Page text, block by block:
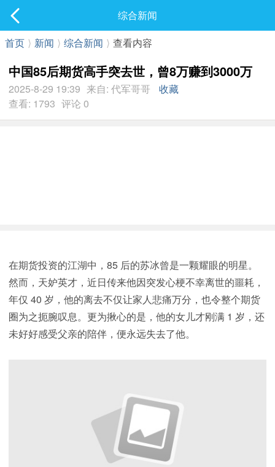
最新发表
综合新闻
首页 ⟩ 新闻 ⟩ 综合新闻 ⟩ 查看内容
中国85后期货高手突去世，曾8万赚到3000万
2025-8-29 19:39 来自: 代军哥哥
收藏
查看: 1793 评论 0
在期货投资的江湖中，85 后的苏冰曾是一颗耀眼的明星。
然而，天妒英才，近日传来他因突发心梗不幸离世的噩耗，
年仅 40 岁，他的离去不仅让家人悲痛万分，也令整个期货
圈为之扼腕叹息。更为揪心的是，他的女儿才刚满 1 岁，还
未好好感受父亲的陪伴，便永远失去了他。